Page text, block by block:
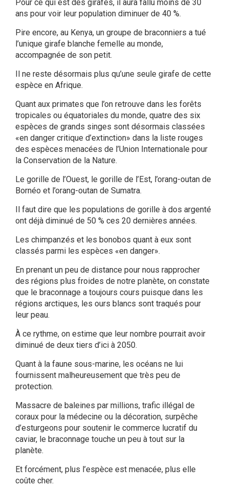
Pour ce qui est des girafes, il aura fallu moins de 30
ans pour voir leur population diminuer de 40 %.
Pire encore, au Kenya, un groupe de braconniers a tué
l’unique girafe blanche femelle au monde,
accompagnée de son petit.
Il ne reste désormais plus qu’une seule girafe de cette
espèce en Afrique.
Quant aux primates que l’on retrouve dans les forêts
tropicales ou équatoriales du monde, quatre des six
espèces de grands singes sont désormais classées
«en danger critique d’extinction» dans la liste rouges
des espèces menacées de l’Union Internationale pour
la Conservation de la Nature.
Le gorille de l’Ouest, le gorille de l’Est, l’orang-outan de
Bornéo et l’orang-outan de Sumatra.
Il faut dire que les populations de gorille à dos argenté
ont déjà diminué de 50 % ces 20 dernières années.
Les chimpanzés et les bonobos quant à eux sont
classés parmi les espèces «en danger».
En prenant un peu de distance pour nous rapprocher
des régions plus froides de notre planète, on constate
que le braconnage a toujours cours puisque dans les
régions arctiques, les ours blancs sont traqués pour
leur peau.
À ce rythme, on estime que leur nombre pourrait avoir
diminué de deux tiers d’ici à 2050.
Quant à la faune sous-marine, les océans ne lui
fournissent malheureusement que très peu de
protection.
Massacre de baleines par millions, trafic illégal de
coraux pour la médecine ou la décoration, surpêche
d’esturgeons pour soutenir le commerce lucratif du
caviar, le braconnage touche un peu à tout sur la
planète.
Et forcément, plus l’espèce est menacée, plus elle
coûte cher.